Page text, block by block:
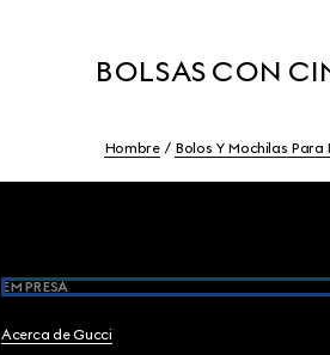
BOLSAS CON
Hombre Bolos Y Mochilas Para
EMPRESA
Acerca de Gucci